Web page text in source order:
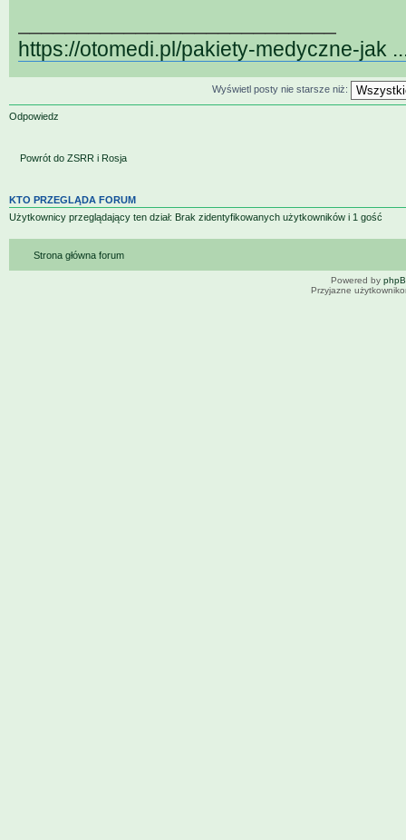
https://otomedi.pl/pakiety-medyczne-jak
Wyświetl posty nie starsze niż:
Odpowiedz
Powrót do ZSRR i Rosja
KTO PRZEGLĄDA FORUM
Użytkownicy przeglądający ten dział: Brak zidentyfikowanych użytkowników i 1 gość
Strona główna forum
Powered by
Przyjazne